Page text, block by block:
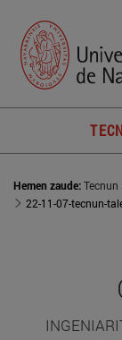
Hemen zaude:Tecnun
22-11-07-tecnun-